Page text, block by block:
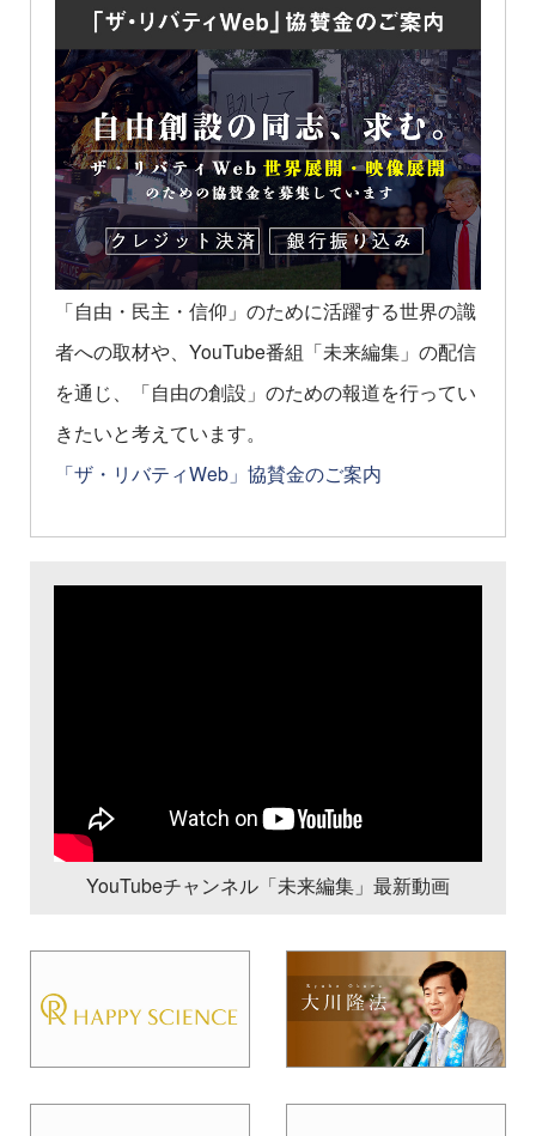
「自由・民主・信仰」のために活躍する世界の識
者への取材や、YouTube番組「未来編集」の配信
を通じ、「自由の創設」のための報道を行ってい
きたいと考えています。
「ザ・リバティWeb」協賛金のご案内
YouTubeチャンネル「未来編集」最新動画